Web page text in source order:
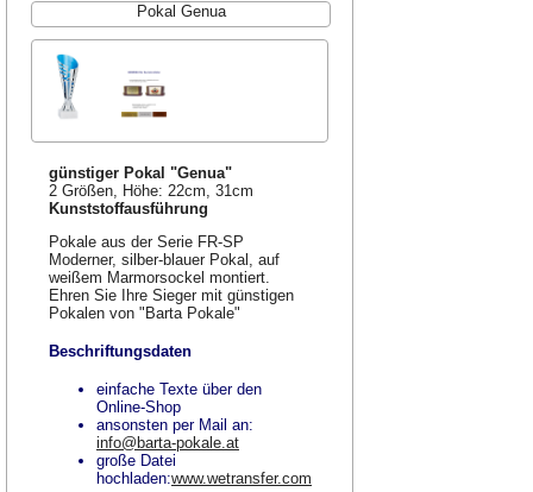
Pokal Genua
günstiger Pokal "Genua"
2 Größen, Höhe: 22cm, 31cm
Kunststoffausführung
Pokale aus der Serie FR-SP
Moderner, silber-blauer Pokal, auf
weißem Marmorsockel montiert.
Ehren Sie Ihre Sieger mit günstigen
Pokalen von "Barta Pokale"
Beschriftungsdaten
einfache Texte über den
Online-Shop
ansonsten per Mail an:
info@barta-pokale.at
große Datei
hochladen:www.wetransfer.com